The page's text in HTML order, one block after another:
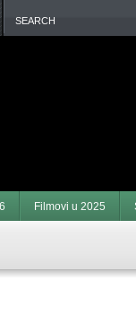
Filmovi u 2025